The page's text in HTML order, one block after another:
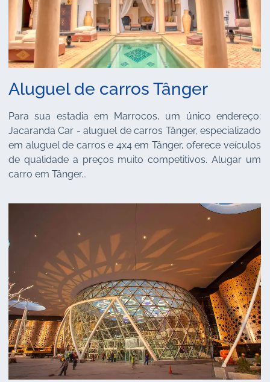
Aluguel de carros Tânger
Para sua estadia em Marrocos, um único endereço:
Jacaranda Car - aluguel de carros Tânger, especializado
em aluguel de carros e 4x4 em Tânger, oferece veículos
de qualidade a preços muito competitivos. Alugar um
carro em Tânger...